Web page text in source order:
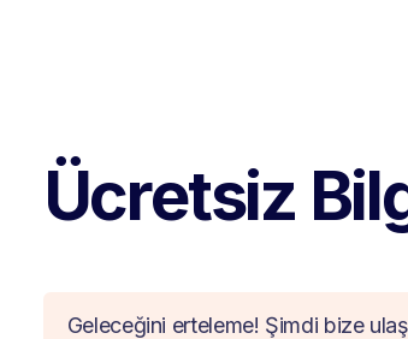
Ücretsiz
Geleceğini erteleme! Şimdi bize